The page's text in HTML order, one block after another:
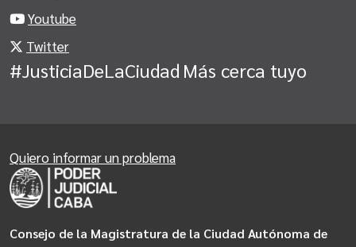
Youtube
Twitter
#JusticiaDeLaCiudad Más cerca tuyo
Consejo de la Magistratura de la Ciudad Autónoma de
Quiero informar un problema